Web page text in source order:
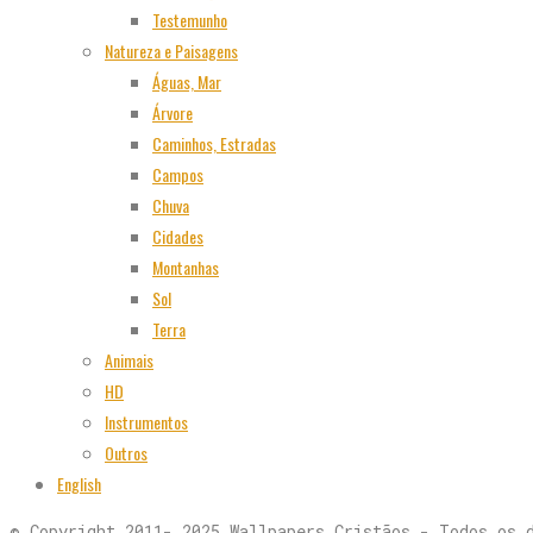
Testemunho
Natureza e Paisagens
Águas, Mar
Árvore
Caminhos, Estradas
Campos
Chuva
Cidades
Montanhas
Sol
Terra
Animais
HD
Instrumentos
Outros
English